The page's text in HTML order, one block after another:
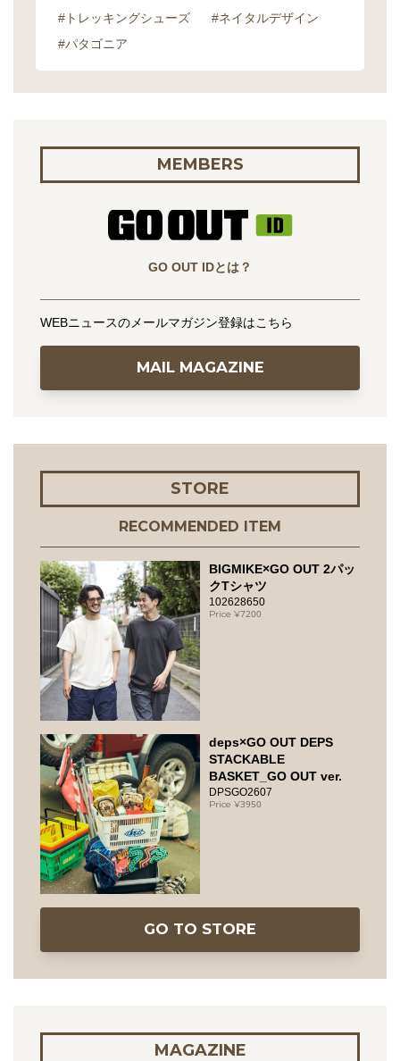
#トレッキングシューズ
#ネイタルデザイン
#パタゴニア
MEMBERS
GO OUT IDとは？
WEBニュースのメールマガジン登録はこちら
MAIL MAGAZINE
STORE
RECOMMENDED ITEM
BIGMIKE×GO OUT 2パッ
クTシャツ
102628650
7200
deps×GO OUT DEPS
STACKABLE
BASKET_GO OUT ver.
DPSGO2607
3950
GO TO STORE
MAGAZINE